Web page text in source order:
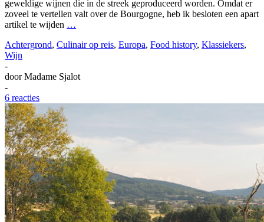
geweldige wijnen die in de streek geproduceerd worden. Omdat er
zoveel te vertellen valt over de Bourgogne, heb ik besloten een apart
artikel te wijden …
Achtergrond, Culinair op reis, Europa, Food history, Klassiekers,
Wijn
-
doorMadame Sjalot
-
6 reacties